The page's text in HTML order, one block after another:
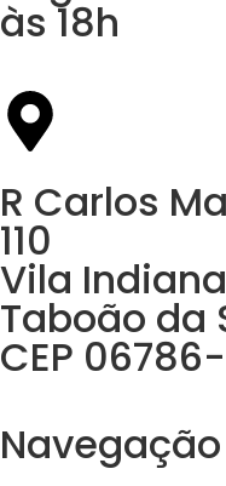
às 18h
R Carlos
110
Vila Indiana
Taboão da
CEP
Navegação